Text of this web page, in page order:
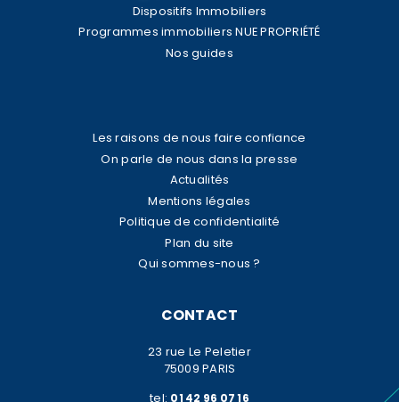
Dispositifs Immobiliers
Programmes immobiliers NUE PROPRIÉTÉ
Nos guides
Les raisons de nous faire confiance
On parle de nous dans la presse
Actualités
Mentions légales
Politique de confidentialité
Plan du site
Qui sommes-nous ?
CONTACT
23 rue Le Peletier
75009 PARIS
tel: 01 42 96 07 16